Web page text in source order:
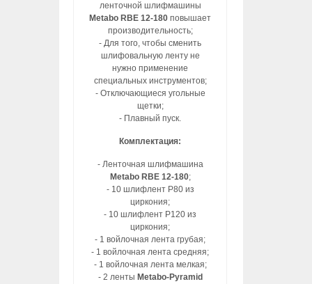
ленточной шлифмашины
Metabo RBE 12-180 повышает
производительность;
- Для того, чтобы сменить
шлифовальную ленту не
нужно применение
специальных инструментов;
- Отключающиеся угольные
щетки;
- Плавный пуск.
Комплектация:
- Ленточная шлифмашина
Metabo RBE 12-180;
- 10 шлифлент Р80 из
циркония;
- 10 шлифлент Р120 из
циркония;
- 1 войлочная лента грубая;
- 1 войлочная лента средняя;
- 1 войлочная лента мелкая;
- 2 ленты Metabo-Pyramid